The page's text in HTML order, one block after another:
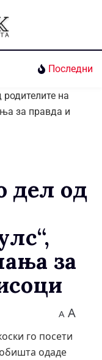
Последни
дел од
за
A A
го посети
одаде